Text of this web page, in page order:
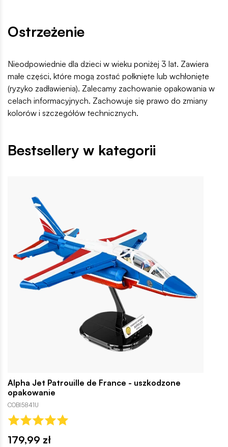
Ostrzeżenie
Nieodpowiednie dla dzieci w wieku poniżej 3 lat. Zawiera
małe części, które mogą zostać połknięte lub wchłonięte
(ryzyko zadławienia). Zalecamy zachowanie opakowania w
celach informacyjnych. Zachowuje się prawo do zmiany
kolorów i szczegółów technicznych.
Bestsellery w kategorii
Alpha Jet Patrouille de France - uszkodzone
opakowanie
COBI5841U
179,99 zł